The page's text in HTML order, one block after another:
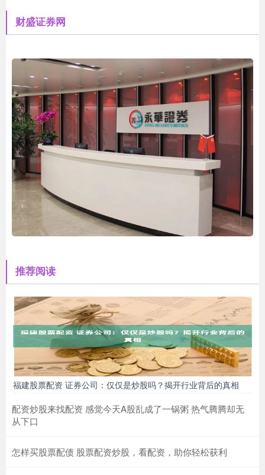
财盛证券网
推荐阅读
福建股票配资 证券公司：仅仅是炒股吗？揭开行业背后的真相
配资炒股来找配资 感觉今天A股乱成了一锅粥 热气腾腾却无
从下口
怎样买股票配债 股票配资炒股，看配资，助你轻松获利